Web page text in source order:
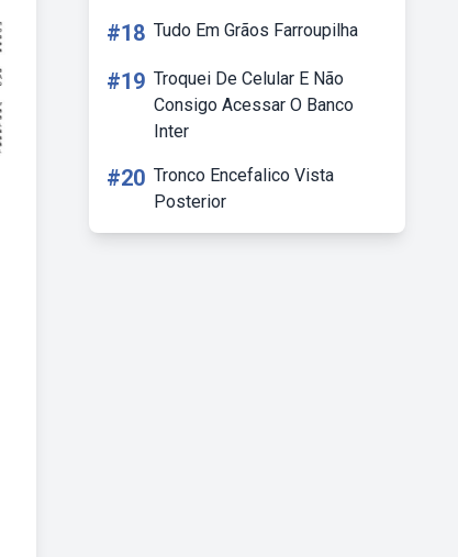
#18 Tudo Em Grãos Farroupilha
#19 Troquei De Celular E Não
Consigo Acessar O Banco
Inter
#20 Tronco Encefalico Vista
Posterior